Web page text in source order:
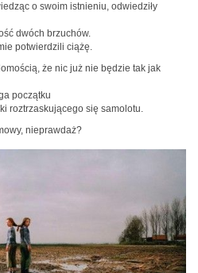
o swoim istnieniu, odwiedziły
dwóch brzuchów.
potwierdzili ciążę.
że nic już nie będzie tak jak
początku
roztrzaskującego się samolotu.
nieprawdaż?